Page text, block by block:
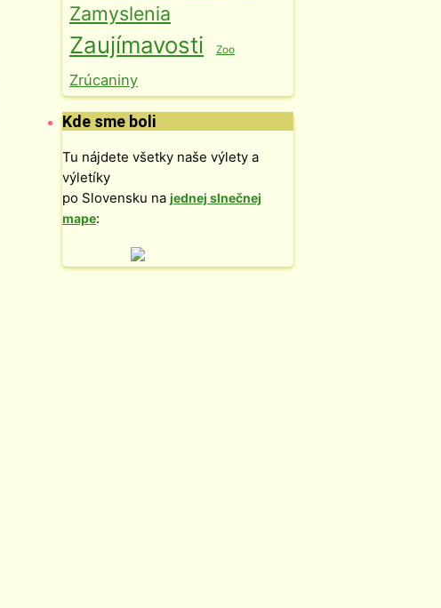
Zamyslenia
Zaujímavosti Zoo
Zrúcaniny
Kde sme boli
Tu nájdete všetky naše výlety a
výletíky
po Slovensku na jednej slnečnej
mape: